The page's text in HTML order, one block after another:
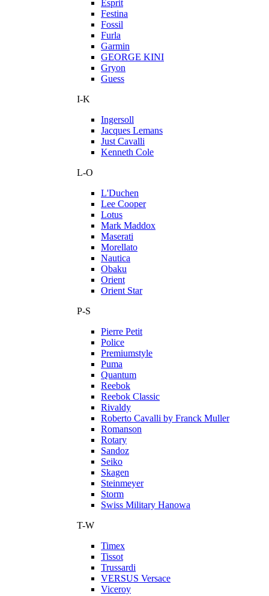
Esprit
Festina
Fossil
Furla
Garmin
GEORGE KINI
Gryon
Guess
I-K
Ingersoll
Jacques Lemans
Just Cavalli
Kenneth Cole
L-O
L'Duchen
Lee Cooper
Lotus
Mark Maddox
Maserati
Morellato
Nautica
Obaku
Orient
Orient Star
P-S
Pierre Petit
Police
Premiumstyle
Puma
Quantum
Reebok
Reebok Classic
Rivaldy
Roberto Cavalli by Franck Muller
Romanson
Rotary
Sandoz
Seiko
Skagen
Steinmeyer
Storm
Swiss Military Hanowa
T-W
Timex
Tissot
Trussardi
VERSUS Versace
Viceroy